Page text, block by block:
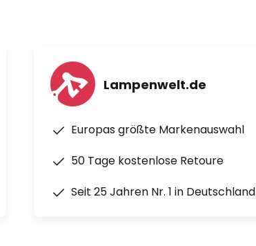
Lampenwelt.de
Europas größte Markenauswahl
50 Tage kostenlose Retoure
Seit 25 Jahren Nr. 1 in Deutschland